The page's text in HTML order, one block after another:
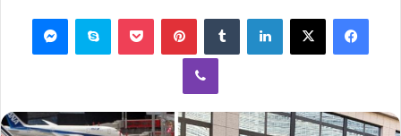
فيسبوك لينكدإن بينتيريست سكايب
ڤايبر